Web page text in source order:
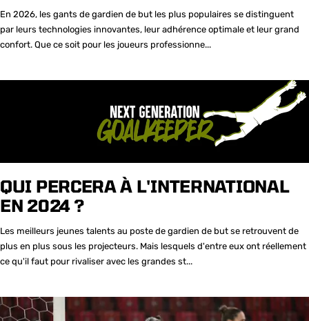
En 2026, les gants de gardien de but les plus populaires se distinguent
par leurs technologies innovantes, leur adhérence optimale et leur grand
confort. Que ce soit pour les joueurs professionne...
QUI PERCERA À L'INTERNATIONAL
EN 2024 ?
Les meilleurs jeunes talents au poste de gardien de but se retrouvent de
plus en plus sous les projecteurs. Mais lesquels d'entre eux ont réellement
ce qu'il faut pour rivaliser avec les grandes st...